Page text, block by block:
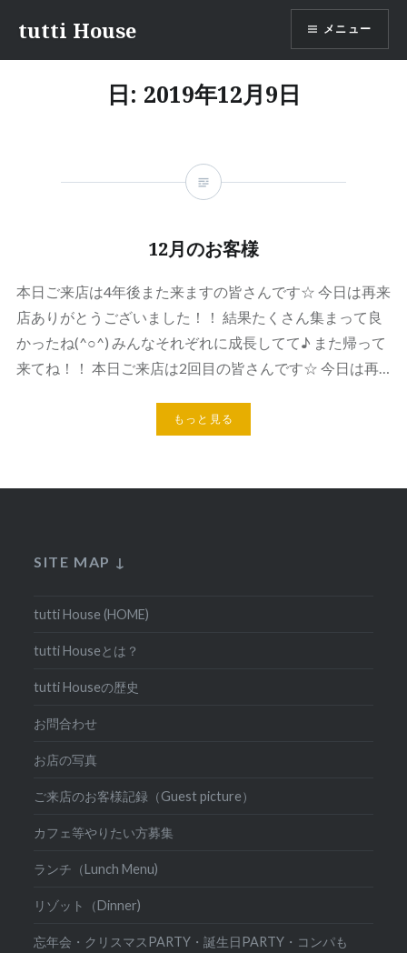
テ
tutti House メニュー
日: 2019年12月9日
12月のお客様
本日ご来店は4年後また来ますの皆さんです☆ 今日は再来
店ありがとうございました！！ 結果たくさん集まって良
かったね(^○^) みんなそれぞれに成長してて♪ また帰って
来てね！！ 本日ご来店は2回目の皆さんです☆ 今日は再…
もっと見る
SITE MAP ↓
tutti House (HOME)
tutti Houseとは？
tutti Houseの歴史
お問合わせ
お店の写真
ご来店のお客様記録（Guest picture）
カフェ等やりたい方募集
ランチ（Lunch Menu)
リゾット（Dinner)
忘年会・クリスマスPARTY・誕生日PARTY・コンパも